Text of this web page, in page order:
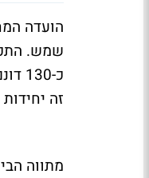
הועדה
כ-
זה
מתווה